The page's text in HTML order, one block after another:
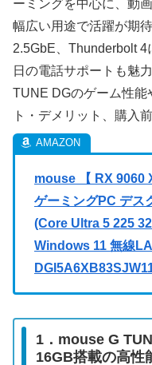
ーミングを中心に、動
幅広い用途で活躍が期
2.5GbE、Thunderbolt
日の電話サポートも魅
TUNE DGのゲーム性能
ト・デメリット、購入
mouse 【 RX 9060
ゲーミングPC デス
(Core Ultra 5 225
Windows 11 無線
1．mouse G
16GB搭載の高性